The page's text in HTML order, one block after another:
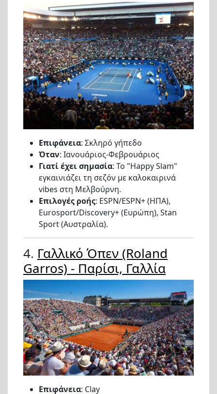
Επιφάνεια: Σκληρό γήπεδο
Όταν: Ιανουάριος-Φεβρουάριος
Γιατί έχει σημασία: Το "Happy Slam"
εγκαινιάζει τη σεζόν με καλοκαιρινά
vibes στη Μελβούρνη.
Επιλογές ροής: ESPN/ESPN+ (ΗΠΑ),
Eurosport/Discovery+ (Ευρώπη), Stan
Sport (Αυστραλία).
4. Γαλλικό Όπεν (Roland
Garros) - Παρίσι, Γαλλία
Επιφάνεια: Clay